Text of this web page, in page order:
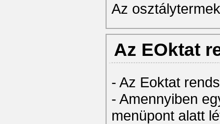
Az
Az EOktat
- Az Eoktat
- Amennyiben
menüpont alatt